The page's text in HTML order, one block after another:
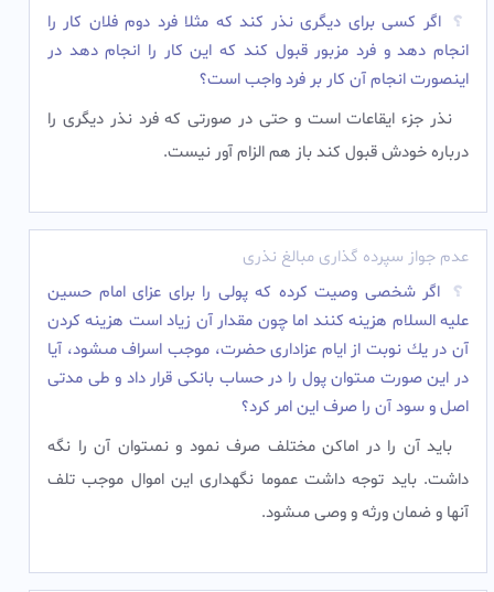
اگر کسی برای دیگری نذر کند که مثلا فرد دوم فلان کار را
انجام دهد و فرد مزبور قبول کند که این کار را انجام دهد در
اینصورت انجام آن کار بر فرد واجب است؟
نذر جزء ایقاعات است و حتی در صورتی که فرد نذر دیگری را
درباره خودش قبول کند باز هم الزام آور نیست.
عدم جواز سپرده گذاری مبالغ نذری
اگر شخصى وصيت كرده كه پولى را براى عزاى امام حسين
عليه‏ السلام هزينه كنند اما چون مقدار آن زياد است هزينه كردن
آن در يك نوبت از ايام عزادارى حضرت، موجب اسراف مى‏شود، آيا
در اين صورت مى‏توان پول را در حساب بانكى قرار داد و طى مدتى
اصل و سود آن را صرف اين امر كرد؟
بايد آن را در اماكن مختلف صرف نمود و نمى‏توان آن را نگه
داشت. بايد توجه داشت عموما نگه‏دارى اين اموال موجب تلف
آنها و ضمان ورثه و وصى مى‏شود.